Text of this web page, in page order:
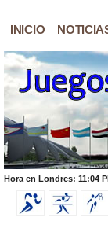
INICIO
Hora en Londres: 11:04